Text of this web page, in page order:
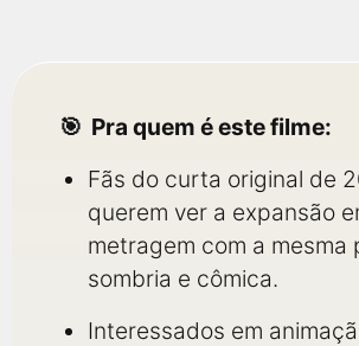
Pra quem é este filme:
Fãs do curta original de
querem ver a expansão
metragem com a mesma
sombria e cômica.
Interessados em